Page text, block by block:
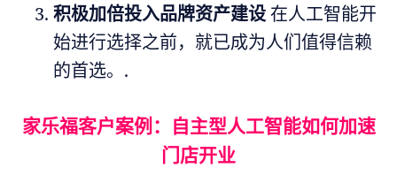
积极加倍投入品牌资产建设在人工智能开
始进行选择之前，就已成为人们值得信赖
的首选。.
家乐福客户案例：自主型人工智能如何加速
门店开业